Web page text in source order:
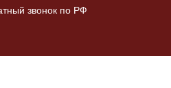
звонок по РФ